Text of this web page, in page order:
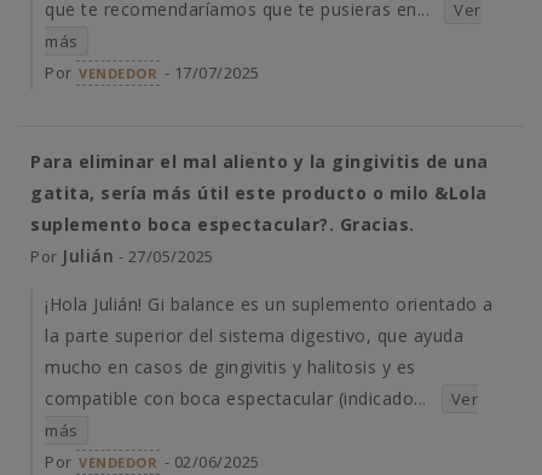
que te recomendaríamos que te pusieras en...
Ver
más
Por VENDEDOR - 17/07/2025
Para eliminar el mal aliento y la gingivitis de una
gatita, sería más útil este producto o milo &Lola
suplemento boca espectacular?. Gracias.
Por Julián - 27/05/2025
¡Hola Julián! Gi balance es un suplemento orientado a
la parte superior del sistema digestivo, que ayuda
mucho en casos de gingivitis y halitosis y es
compatible con boca espectacular (indicado...
Ver
más
Por VENDEDOR - 02/06/2025